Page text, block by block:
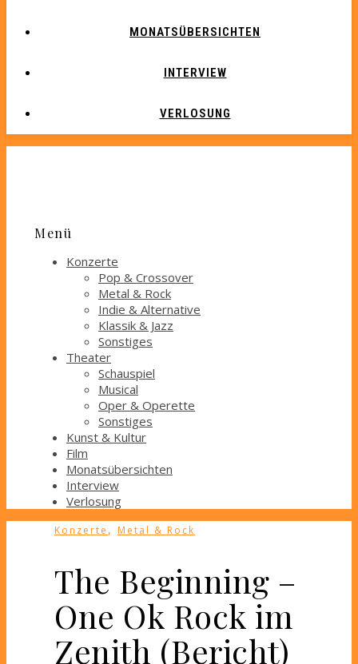
MONATSÜBERSICHTEN
INTERVIEW
VERLOSUNG
Menü
Konzerte
Pop & Crossover
Metal & Rock
Indie & Alternative
Klassik & Jazz
Sonstiges
Theater
Schauspiel
Musical
Oper & Operette
Sonstiges
Kunst & Kultur
Film
Monatsübersichten
Interview
Verlosung
Konzerte , Metal & Rock
The Beginning –
One Ok Rock im
Zenith (Bericht)